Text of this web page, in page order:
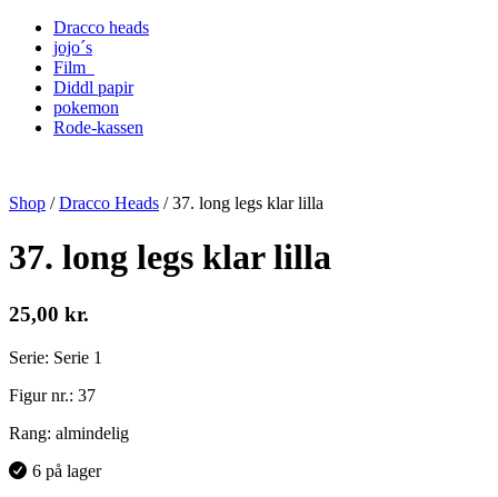
Dracco heads
jojo´s
Film
Diddl papir
pokemon
Rode-kassen
Shop /Dracco Heads /37. long legs klar lilla
37. long legs klar lilla
25,00 kr.
Serie: Serie 1
Figur nr.: 37
Rang: almindelig
6 på lager